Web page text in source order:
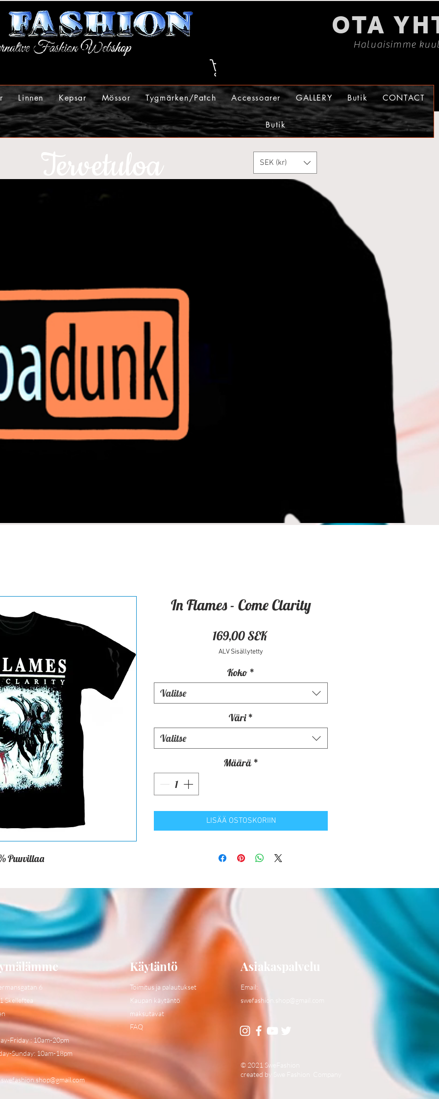
OTA
Haluaisimme
Linnen Kepsar Mössor Tygmärken/Patch Accessoarer GALLERY Butik CONTACT
Butik
Tervetuloa SEK (kr)
Puuvillaa
In Flames - Come Clarity
169,00 SEKHinta
ALV Sisällytetty
Koko *
Valitse
Väri *
Valitse
Määrä *
LISÄÄ OSTOSKORIIN
6
Skelleftea
Friday : 10am-20pm
Sunday: 10am-18pm
swefashion.shop@gmail.com
Käytäntö
Toimitus ja palautukset
Kaupan käytäntö
maksutavat
FAQ
Asiakaspalvelu
Email:
swefashion.shop@gmail.com
© 2021 SweFashion
created by Swe Fashion Company